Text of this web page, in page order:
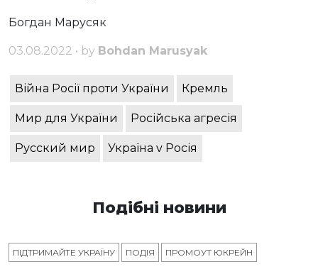
Богдан Марусяк
03.08.2022 • by Bohdan Marusyak
Війна Росії проти України Кремль
Мир для України Російська агресія
Русский мир Україна v Росія
Подібні новини
ПІДТРИМАЙТЕ УКРАЇНУ ПОДІЯ ПРОМОУТ ЮКРЕЙН